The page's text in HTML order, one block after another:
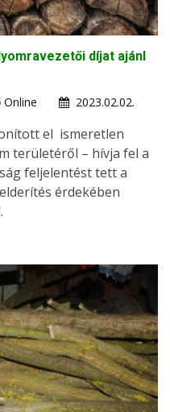
díjat ajánl
Online
2023.02.02.
el ismeretlen
területéről – hívja fel a
feljelentést tett a
érdekében